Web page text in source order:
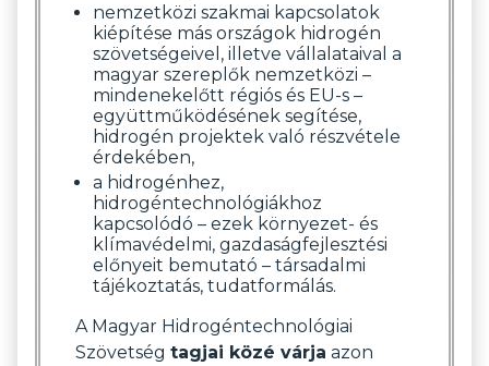
nemzetközi szakmai kapcsolatok
kiépítése más országok hidrogén
szövetségeivel, illetve vállalataival a
magyar szereplők nemzetközi –
mindenekelőtt régiós és EU-s –
együttműködésének segítése,
hidrogén projektek való részvétele
érdekében,
a hidrogénhez,
hidrogéntechnológiákhoz
kapcsolódó – ezek környezet- és
klímavédelmi, gazdaságfejlesztési
előnyeit bemutató – társadalmi
tájékoztatás, tudatformálás.
A Magyar Hidrogéntechnológiai
Szövetség tagjai közé várja azon